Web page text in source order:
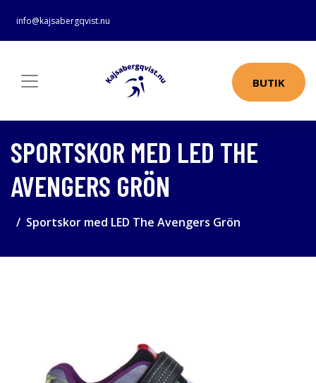
info@kajsabergqvist.nu
BUTIK
SPORTSKOR MED LED THE
AVENGERS GRÖN
Sportskor med LED The Avengers Grön